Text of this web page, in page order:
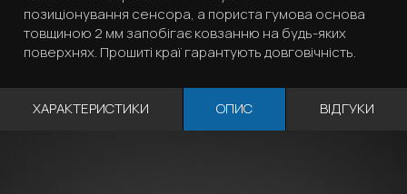
позиціонування сенсора, а пориста гумова основа
товщиною 2 мм запобігає ковзанню на будь-яких
поверхнях. Прошиті краї гарантують довговічність.
ХАРАКТЕРИСТИКИ ОПИС ВІДГУКИ